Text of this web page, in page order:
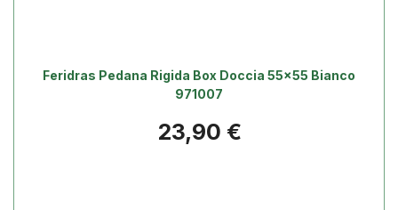
Feridras Pedana Rigida Box Doccia 55x55 Bianco
971007
Prezzo
23,90 €